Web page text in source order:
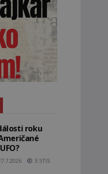
roku
3.5TIS